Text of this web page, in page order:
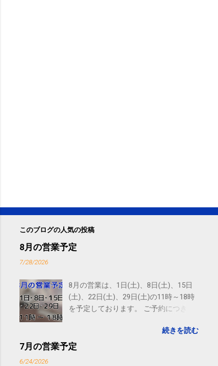
このブログの人気の投稿
8月の営業予定
7/28/2026
8月の営業は、1日(土)、8日(土)、15日
(土)、22日(土)、29日(土)の11時～18時
を予定しております。 ご予約につきま
す。 電話に出られないことがあります
ので、ご予約、お問い合わせは
続きを読む
7月の営業予定
6/24/2026